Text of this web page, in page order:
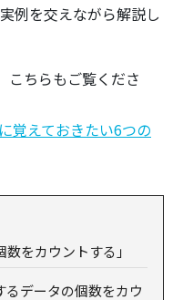
例を交えながら解説し
こちらもご覧くださ
覚えておきたい6つの
をカウントする」
データの個数をカウ